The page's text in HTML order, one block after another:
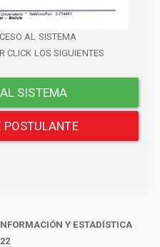
AL SISTEMA
CLICK LOS SIGUIENTES
SISTEMA
POSTULANTE
Y ESTADÍSTICA